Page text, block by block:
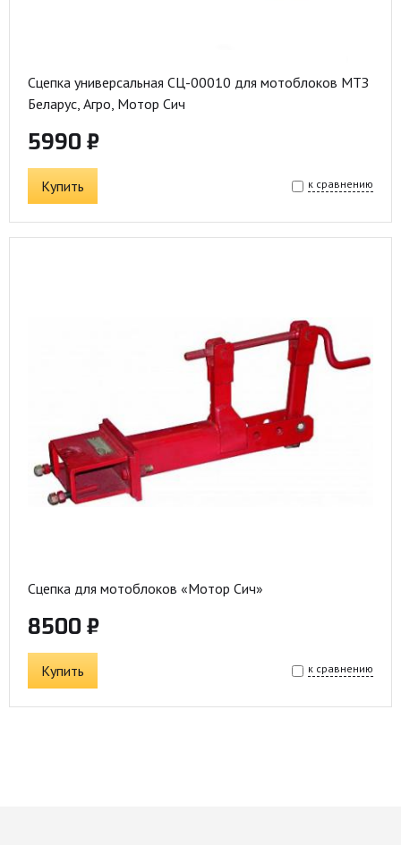
Сцепка универсальная СЦ-00010 для мотоблоков МТЗ
Беларус, Агро, Мотор Сич
5990 ₽
Купить к сравнению
Сцепка для мотоблоков «Мотор Сич»
8500 ₽
Купить к сравнению